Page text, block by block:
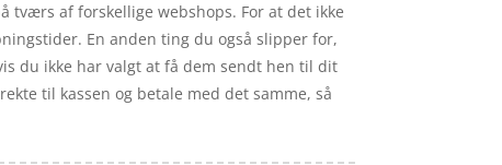
tværs af forskellige webshops. For at det ikke
En anden ting du også slipper for,
du ikke har valgt at få dem sendt hen til dit
til kassen og betale med det samme, så